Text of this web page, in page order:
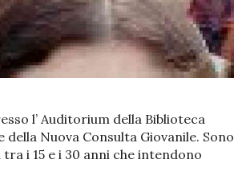
l’ Auditorium della Biblioteca
Nuova Consulta Giovanile. Sono
i 15 e i 30 anni che intendono